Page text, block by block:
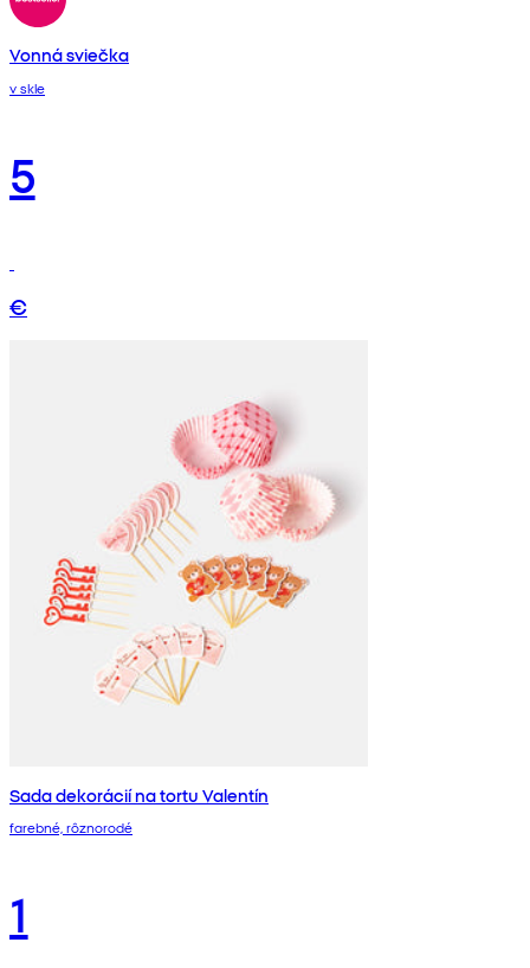
Vonná sviečka
v skle
5
€
Sada dekorácií na tortu Valentín
farebné, rôznorodé
1